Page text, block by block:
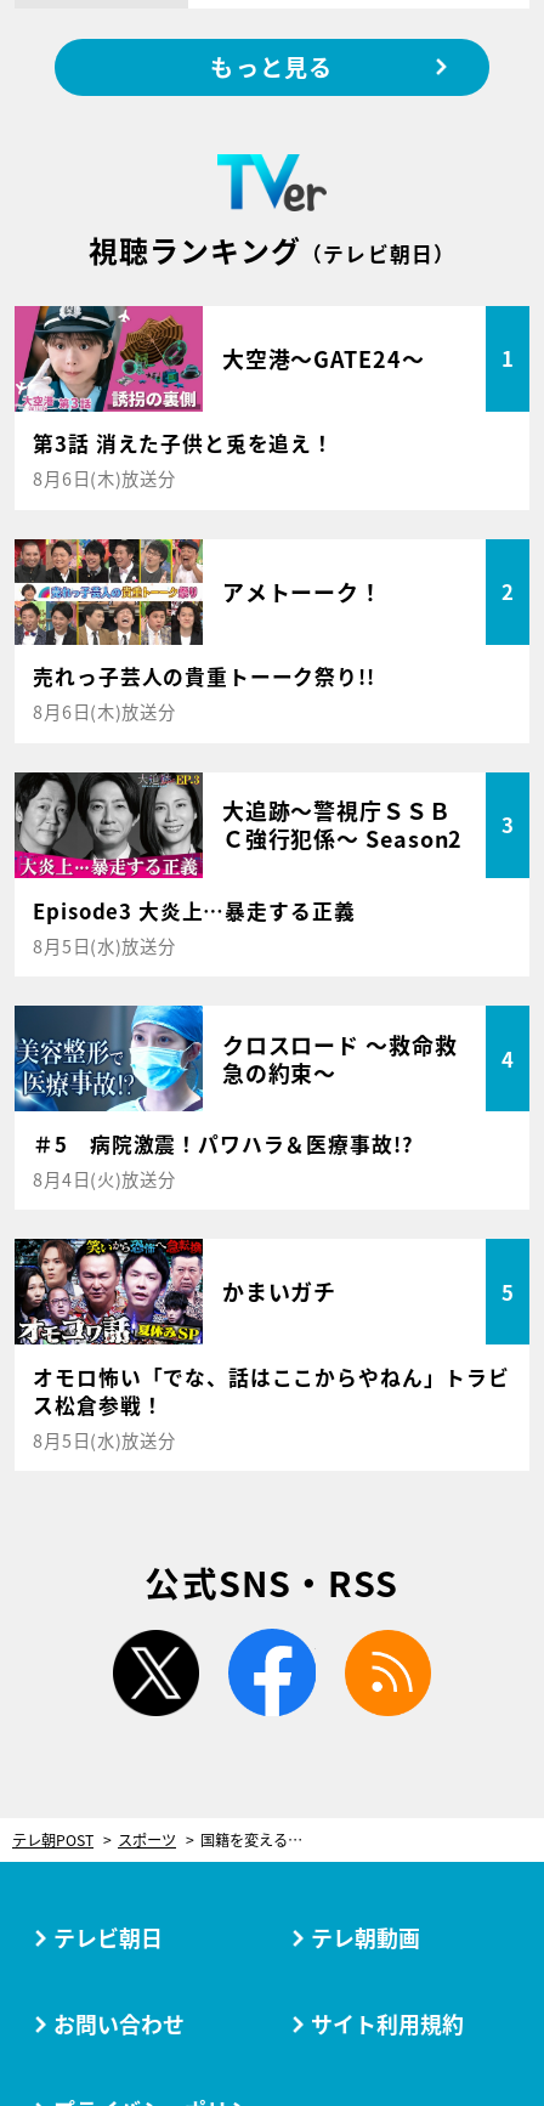
もっと見る
視聴ランキング （テレビ朝日）
大空港～GATE24～ 1
第3話 消えた子供と兎を追え！
8月6日(木)放送分
アメトーーク！ 2
売れっ子芸人の貴重トーーク祭り!!
8月6日(木)放送分
大追跡～警視庁ＳＳＢ
Ｃ強行犯係～ Season2
3
Episode3 大炎上…暴走する正義
8月5日(水)放送分
クロスロード ～救命救
急の約束～
4
＃5 病院激震！パワハラ＆医療事故!?
8月4日(火)放送分
かまいガチ 5
オモロ怖い「でな、話はここからやねん」トラビ
ス松倉参戦！
8月5日(水)放送分
公式SNS・RSS
twitter facebook
テレ朝POST スポーツ 国籍を変える覚悟も…日米カップルが目指す“五輪の夢”は 「アイデンティティより大事」
テレビ朝日 テレ朝動画
お問い合わせ サイト利用規約